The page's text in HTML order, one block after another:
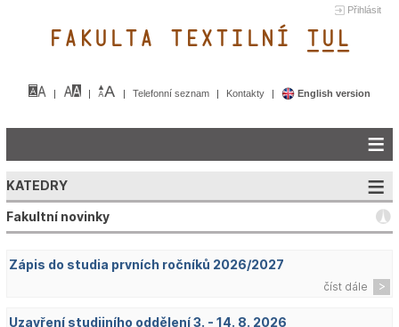
Přihlásit
FAKULTA TEXTILNÍ TUL&
Telefonní seznam Kontakty English version
KATEDRY
Fakultní novinky
Zápis do studia prvních ročníků 2026/2027
číst dále
Uzavření studijního oddělení 3. - 14. 8. 2026